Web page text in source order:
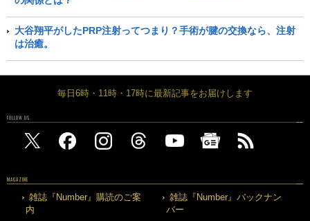
大谷翔平がしたPRP注射ってつまり？手術が腱の交換なら、注射
は治癒。
毎日6時・11時・17時に最新記事をお届けします
FOLLOW US
MAGAZINE
雑誌『Number』購読のご案
内
雑誌『Number』バックナン
バー